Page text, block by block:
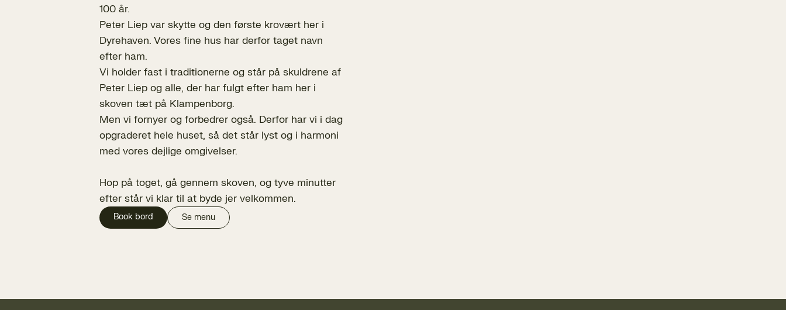
100 år.
Peter Liep var skytte og den første krovært her i
Dyrehaven. Vores fine hus har derfor taget navn
efter ham.
Vi holder fast i traditionerne og står på skuldrene af
Peter Liep og alle, der har fulgt efter ham her i
skoven tæt på Klampenborg.
Men vi fornyer og forbedrer også. Derfor har vi i dag
opgraderet hele huset, så det står lyst og i harmoni
med vores dejlige omgivelser.
Hop på toget, gå gennem skoven, og tyve minutter
efter står vi klar til at byde jer velkommen.
Book bord Se menu